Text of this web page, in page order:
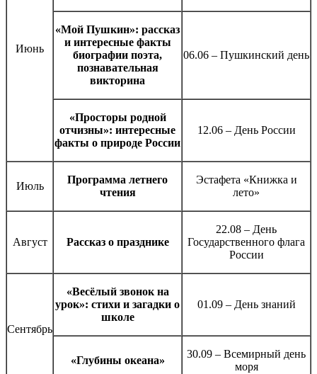
Июнь
«Мой Пушкин»: рассказ
и интересные факты
биографии поэта,
познавательная
викторина
06.06 – Пушкинский день
«Просторы родной
отчизны»: интересные
факты о природе России
12.06 – День России
Июль
Программа летнего
чтения
Эстафета «Книжка и
лето»
Август Рассказ о празднике
22.08 – День
Государственного флага
России
Сентябрь
«Весёлый звонок на
урок»: стихи и загадки о
школе
01.09 – День знаний
«Глубины океана»
30.09 – Всемирный день
моря